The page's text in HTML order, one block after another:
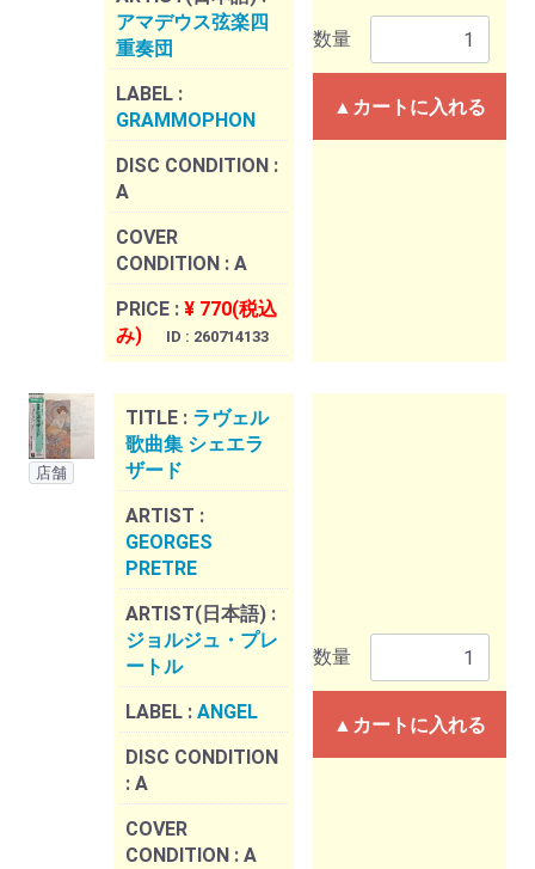
アマデウス弦楽四
重奏団
LABEL :
GRAMMOPHON
DISC CONDITION :
A
COVER
CONDITION : A
PRICE : ¥ 770(税込
み)
ID : 260714133
数量
▲カートに入れる
店舗
TITLE : ラヴェル
歌曲集 シェエラ
ザード
ARTIST :
GEORGES
PRETRE
ARTIST(日本語) :
ジョルジュ・プレ
ートル
LABEL : ANGEL
DISC CONDITION
: A
COVER
CONDITION : A
数量
▲カートに入れる